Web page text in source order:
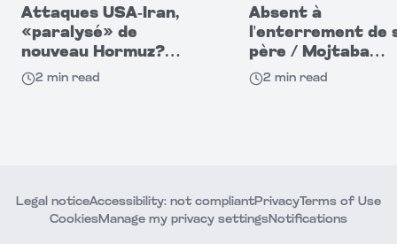
Attaques USA-Iran,
«paralysé» de
nouveau Hormuz?
CNBC : navires
passent dans
2 min read
Absent à
l'enterrement de
père / Mojtaba
Khamenei disparu,
grandes foules à
2 min read
Legal noticeAccessibility: not compliantPrivacyTerms of Use
CookiesManage my privacy settingsNotifications